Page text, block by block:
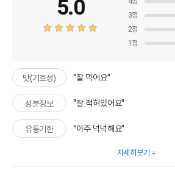
5.0
3점
2점
1 점
맛(기호성) "잘 먹어요"
성분정보 "잘 적혀있어요"
유통기한 "아주 넉넉해요"
자세히보기